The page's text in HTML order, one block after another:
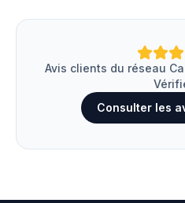
Avis clients du réseau
Consulter les